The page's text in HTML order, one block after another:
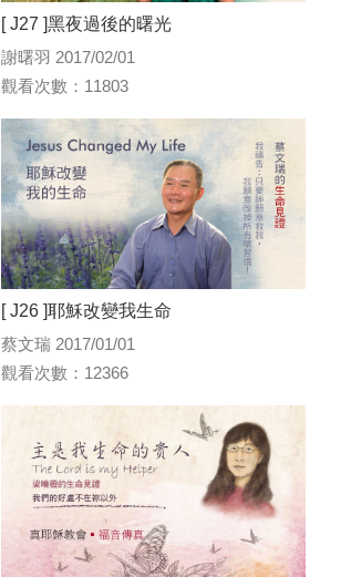
[ J27 ]黑夜過後的曙光
謝曙羽 2017/02/01
觀看次數：11803
[ J26 ]耶穌改變我生命
蔡文瑞 2017/01/01
觀看次數：12366